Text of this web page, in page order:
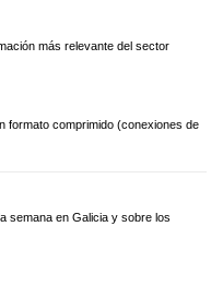
más relevante del sector
formato comprimido (conexiones de
semana en Galicia y sobre los